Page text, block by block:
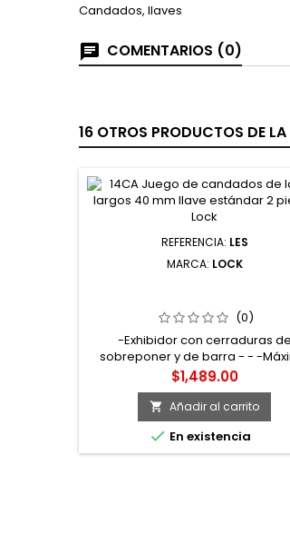
Candados, llaves
COMENTARIOS (0)
16 OTROS PRODUCTOS DE
REFERENCIA: LES
MARCA: LOCK
LOCK
(0)
-Exhibidor con cerraduras de
sobreponer y de barra - - -
flexibilidad evitando que se
tubo.Fabricado en polietileno de
densidad
Precio
$1,489.00
 Añadir al carrito
 En existencia